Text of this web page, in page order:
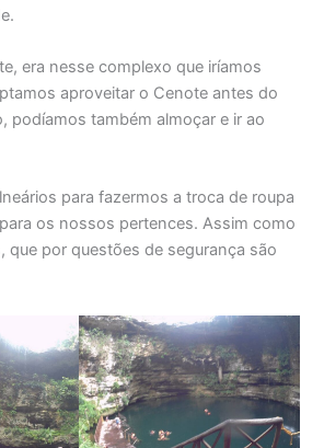
era nesse complexo que iríamos
aproveitar o Cenote antes do
podíamos também almoçar e ir ao
para fazermos a troca de roupa
os nossos pertences. Assim como
que por questões de segurança são